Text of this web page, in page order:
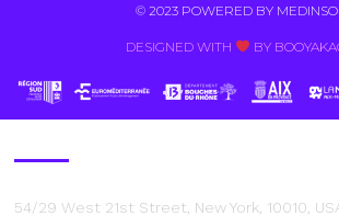
© 2023 POWERED BY
DESIGNED WITH BY
54/29 West 21st Street, New York, 10010,